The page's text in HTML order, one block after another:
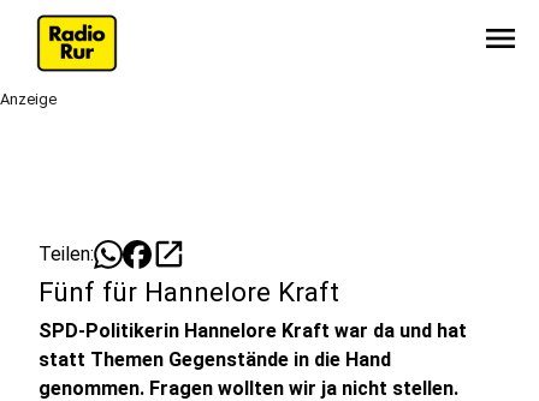
menu
Anzeige
Teilen: open_in_new
Fünf für Hannelore Kraft
SPD-Politikerin Hannelore Kraft war da und hat
statt Themen Gegenstände in die Hand
genommen. Fragen wollten wir ja nicht stellen.